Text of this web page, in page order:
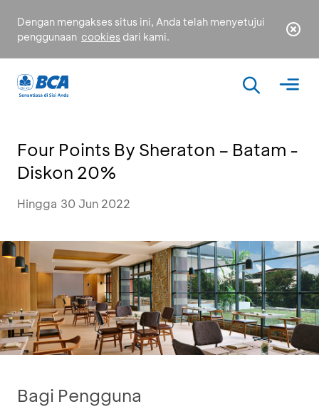
Dengan mengakses situs ini, Anda telah menyetujui
penggunaan cookies dari kami.
Four Points By Sheraton – Batam -
Diskon 20%
Hingga 30 Jun 2022
Bagi Pengguna